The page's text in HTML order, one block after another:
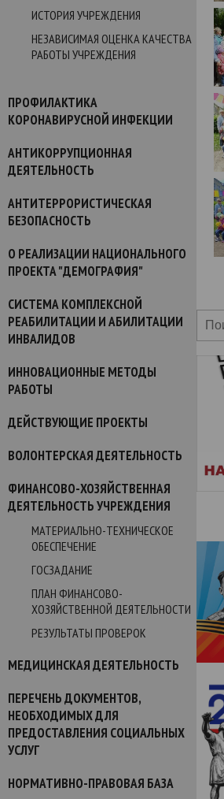
ИСТОРИЯ УЧРЕЖДЕНИЯ
НЕЗАВИСИМАЯ ОЦЕНКА КАЧЕСТВА
РАБОТЫ УЧРЕЖДЕНИЯ
ПРОФИЛАКТИКА
КОРОНАВИРУСНОЙ ИНФЕКЦИИ
АНТИКОРРУПЦИОННАЯ
ДЕЯТЕЛЬНОСТЬ
АНТИТЕРРОРИСТИЧЕСКАЯ
БЕЗОПАСНОСТЬ
О РЕАЛИЗАЦИИ НАЦИОНАЛЬНОГО
ПРОЕКТА "ДЕМОГРАФИЯ"
СИСТЕМА КОМПЛЕКСНОЙ
РЕАБИЛИТАЦИИ И АБИЛИТАЦИИ
ИНВАЛИДОВ
ИННОВАЦИОННЫЕ МЕТОДЫ
РАБОТЫ
ДЕЙСТВУЮЩИЕ ПРОЕКТЫ
ВОЛОНТЕРСКАЯ ДЕЯТЕЛЬНОСТЬ
ФИНАНСОВО-ХОЗЯЙСТВЕННАЯ
ДЕЯТЕЛЬНОСТЬ УЧРЕЖДЕНИЯ
МАТЕРИАЛЬНО-ТЕХНИЧЕСКОЕ
ОБЕСПЕЧЕНИЕ
ГОСЗАДАНИЕ
ПЛАН ФИНАНСОВО-
ХОЗЯЙСТВЕННОЙ ДЕЯТЕЛЬНОСТИ
РЕЗУЛЬТАТЫ ПРОВЕРОК
МЕДИЦИНСКАЯ ДЕЯТЕЛЬНОСТЬ
ПЕРЕЧЕНЬ ДОКУМЕНТОВ,
НЕОБХОДИМЫХ ДЛЯ
ПРЕДОСТАВЛЕНИЯ СОЦИАЛЬНЫХ
УСЛУГ
НОРМАТИВНО-ПРАВОВАЯ БАЗА